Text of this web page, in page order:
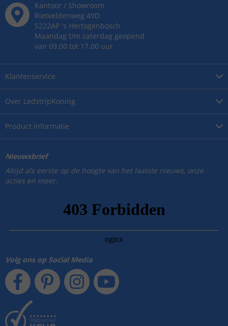
Over LedstripKoning
Product informatie
Klantenservice
Kantoor / Showroom
Rietveldenweg 49D
5222AP 's Hertogenbosch
Maandag t/m zaterdag geopend
van 09.00 tot 17.00 uur
Nieuwsbrief
Altijd als eerste op de hoogte van het laatste nieuws, onze
acties en meer.
Volg ons op Social Media